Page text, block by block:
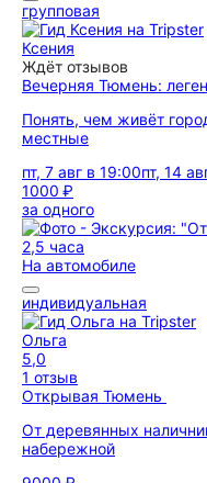
групповая
Ксения
Ждёт отзывов
Вечерняя Тюмень:
Понять, чем живёт
местные
пт, 7 авг в 19:00пт, 14
1000 ₽
за одного
2,5 часа
На автомобиле
индивидуальная
Ольга
5,0
1 отзыв
Открывая Тюмень
От деревянных
набережной